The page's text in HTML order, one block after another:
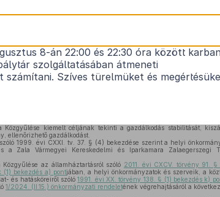
Jogú Város
(V. 23.) önkormányzati
évi zárszámadásról
Közgyűlése kiemelt céljának tekinti a gazdálkodás stabilitását,
ellenőrizhető gazdálkodást.
1999. évi CXXI. tv. 37. § (4) bekezdése szerint a helyi
a Zala Vármegyei Kereskedelmi és Iparkamara Zalaegerszegi
az államháztartásról szóló 2011. évi CXCV. törvény 91.
bekezdés a) pontjában, a helyi önkormányzatok és szerveik, a
és hatásköreiről szóló1991. évi XX. törvény 138. § (1) bekezdés k)
1/2024. (II.15.) önkormányzati rendeletének végrehajtásáról a
8-án 22:00 és 22:30 óra között
szolgáltatásában átmeneti
számítani. Szíves türelmüket és